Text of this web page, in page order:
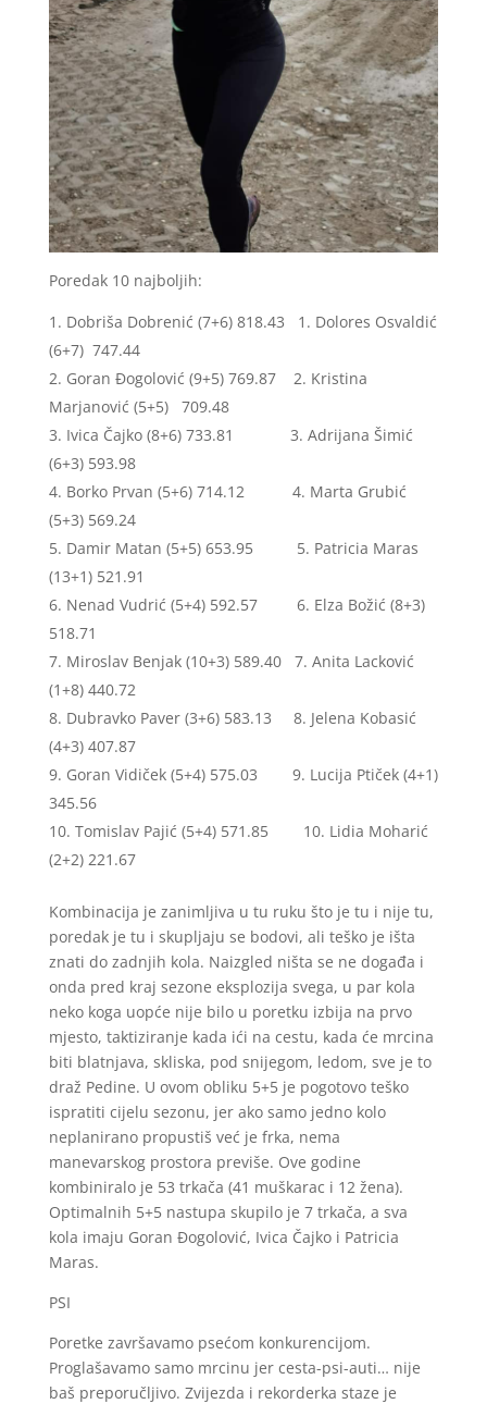
Poredak 10 najboljih:
Dobriša Dobrenić (7+6) 818.43 1. Dolores Osvaldić
(6+7) 747.44
Goran Đogolović (9+5) 769.87 2. Kristina
Marjanović (5+5) 709.48
Ivica Čajko (8+6) 733.81 3. Adrijana Šimić
(6+3) 593.98
Borko Prvan (5+6) 714.12 4. Marta Grubić
(5+3) 569.24
Damir Matan (5+5) 653.95 5. Patricia Maras
(13+1) 521.91
Nenad Vudrić (5+4) 592.57 6. Elza Božić (8+3)
518.71
Miroslav Benjak (10+3) 589.40 7. Anita Lacković
(1+8) 440.72
Dubravko Paver (3+6) 583.13 8. Jelena Kobasić
(4+3) 407.87
Goran Vidiček (5+4) 575.03 9. Lucija Ptiček (4+1)
345.56
Tomislav Pajić (5+4) 571.85 10. Lidia Moharić
(2+2) 221.67
Kombinacija je zanimljiva u tu ruku što je tu i nije tu,
poredak je tu i skupljaju se bodovi, ali teško je išta
znati do zadnjih kola. Naizgled ništa se ne događa i
onda pred kraj sezone eksplozija svega, u par kola
neko koga uopće nije bilo u poretku izbija na prvo
mjesto, taktiziranje kada ići na cestu, kada će mrcina
biti blatnjava, skliska, pod snijegom, ledom, sve je to
draž Pedine. U ovom obliku 5+5 je pogotovo teško
ispratiti cijelu sezonu, jer ako samo jedno kolo
neplanirano propustiš već je frka, nema
manevarskog prostora previše. Ove godine
kombiniralo je 53 trkača (41 muškarac i 12 žena).
Optimalnih 5+5 nastupa skupilo je 7 trkača, a sva
kola imaju Goran Đogolović, Ivica Čajko i Patricia
Maras.
PSI
Poretke završavamo psećom konkurencijom.
Proglašavamo samo mrcinu jer cesta-psi-auti… nije
baš preporučljivo. Zvijezda i rekorderka staze je